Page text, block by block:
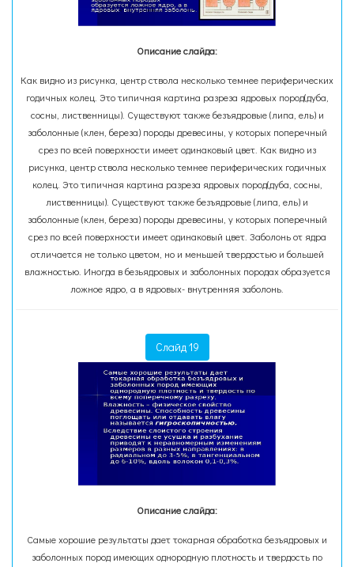
Описание слайда:
Как видно из рисунка, центр ствола несколько темнее периферических
годичных колец. Это типичная картина разреза ядровых пород(дуба,
сосны, лиственницы). Существуют также безъядровые (липа, ель) и
заболонные (клен, береза) породы древесины, у которых поперечный
срез по всей поверхности имеет одинаковый цвет. Как видно из
рисунка, центр ствола несколько темнее периферических годичных
колец. Это типичная картина разреза ядровых пород(дуба, сосны,
лиственницы). Существуют также безъядровые (липа, ель) и
заболонные (клен, береза) породы древесины, у которых поперечный
срез по всей поверхности имеет одинаковый цвет. Заболонь от ядра
отличается не только цветом, но и меньшей твердостью и большей
влажностью. Иногда в безьядровых и заболонных породах образуется
ложное ядро, а в ядровых- внутренняя заболонь.
Слайд 19
Описание слайда:
Самые хорошие результаты дает токарная обработка безъядровых и
заболонных пород имеющих однородную плотность и твердость по